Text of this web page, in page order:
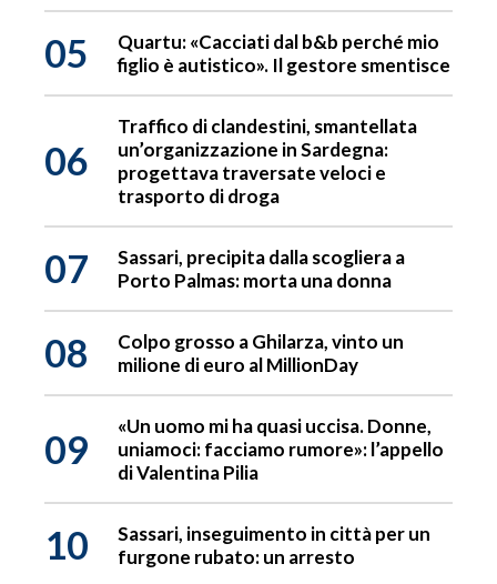
05
Quartu: «Cacciati dal b&b perché mio
figlio è autistico». Il gestore smentisce
06
Traffico di clandestini, smantellata
un’organizzazione in Sardegna:
progettava traversate veloci e
trasporto di droga
07
Sassari, precipita dalla scogliera a
Porto Palmas: morta una donna
08
Colpo grosso a Ghilarza, vinto un
milione di euro al MillionDay
09
«Un uomo mi ha quasi uccisa. Donne,
uniamoci: facciamo rumore»: l’appello
di Valentina Pilia
10
Sassari, inseguimento in città per un
furgone rubato: un arresto